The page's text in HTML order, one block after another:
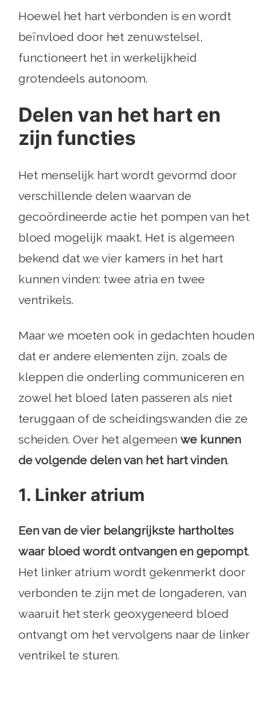
Hoewel het hart verbonden is en wordt
beïnvloed door het zenuwstelsel,
functioneert het in werkelijkheid
grotendeels autonoom.
Delen van het hart en
zijn functies
Het menselijk hart wordt gevormd door
verschillende delen waarvan de
gecoördineerde actie het pompen van het
bloed mogelijk maakt. Het is algemeen
bekend dat we vier kamers in het hart
kunnen vinden: twee atria en twee
ventrikels.
Maar we moeten ook in gedachten houden
dat er andere elementen zijn, zoals de
kleppen die onderling communiceren en
zowel het bloed laten passeren als niet
teruggaan of de scheidingswanden die ze
scheiden. Over het algemeen we kunnen
de volgende delen van het hart vinden.
1. Linker atrium
Een van de vier belangrijkste hartholtes
waar bloed wordt ontvangen en gepompt.
Het linker atrium wordt gekenmerkt door
verbonden te zijn met de longaderen, van
waaruit het sterk geoxygeneerd bloed
ontvangt om het vervolgens naar de linker
ventrikel te sturen.